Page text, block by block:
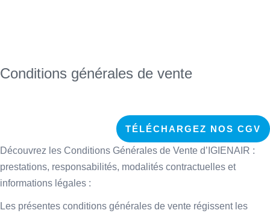
Conditions générales de vente
TÉLÉCHARGEZ NOS CGV
Découvrez les Conditions Générales de Vente d’IGIENAIR :
prestations, responsabilités, modalités contractuelles et
informations légales :
Les présentes conditions générales de vente régissent les